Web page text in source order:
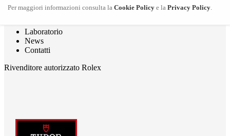
Pomellato
Severi Gioielli
Laboratorio
News
Contatti
Rivenditore autorizzato Rolex
Per maggiori informazioni consulta la Cookie Policy e la Privacy Policy.